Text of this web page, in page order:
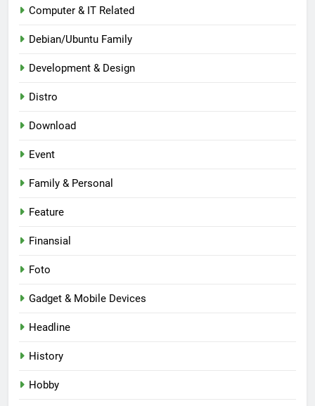
Computer & IT Related
Debian/Ubuntu Family
Development & Design
Distro
Download
Event
Family & Personal
Feature
Finansial
Foto
Gadget & Mobile Devices
Headline
History
Hobby